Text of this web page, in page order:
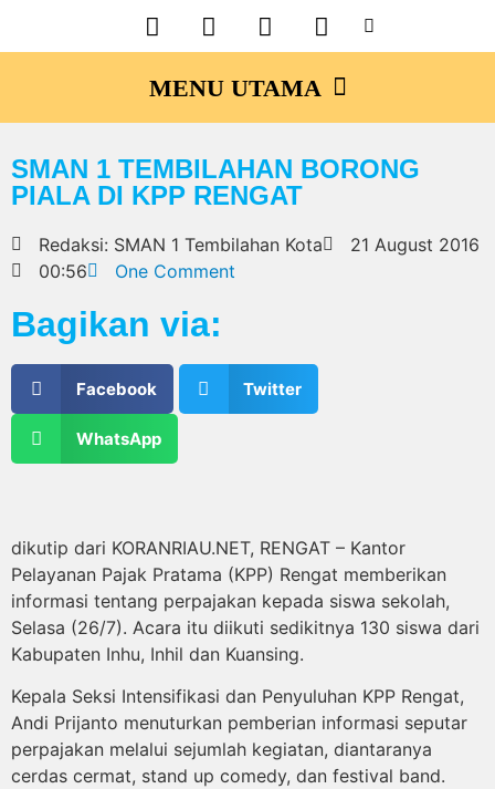
SMAN 1 TEMBILAHAN BORONG
PIALA DI KPP RENGAT
Redaksi: SMAN 1 Tembilahan Kota
21 August 2016
00:56
One Comment
Bagikan via:
Facebook Twitter
WhatsApp
dikutip dari KORANRIAU.NET, RENGAT – Kantor
Pelayanan Pajak Pratama (KPP) Rengat memberikan
informasi tentang perpajakan kepada siswa sekolah,
Selasa (26/7). Acara itu diikuti sedikitnya 130 siswa dari
Kabupaten Inhu, Inhil dan Kuansing.
Kepala Seksi Intensifikasi dan Penyuluhan KPP Rengat,
Andi Prijanto menuturkan pemberian informasi seputar
perpajakan melalui sejumlah kegiatan, diantaranya
cerdas cermat, stand up comedy, dan festival band.